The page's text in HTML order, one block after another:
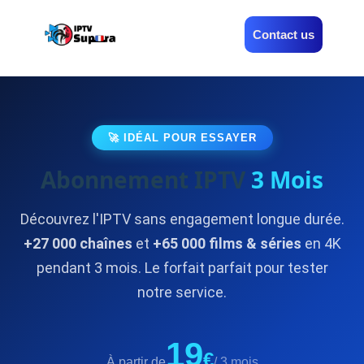
Contact us
🚀 IDÉAL POUR ESSAYER
Abonnement IPTV 3 Mois
Découvrez l'IPTV sans engagement longue durée.
+27 000 chaînes et +65 000 films & séries en 4K
pendant 3 mois. Le forfait parfait pour tester
notre service.
19€